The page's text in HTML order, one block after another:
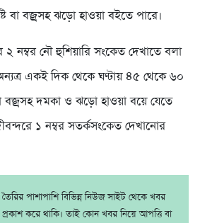
বা বজ্রসহ ঝড়ো হাওয়া বইতে পারে।
নম্বর নৌ হুশিয়ারি সংকেত দেখাতে বলা
একই দিক থেকে ঘণ্টায় ৪৫ থেকে ৬০
বজ্রসহ দমকা ও ঝড়ো হাওয়া বয়ে যেতে
১ নম্বর সতর্কসংকেত দেখানোর
পাশাপাশি বিভিন্ন নিউজ সাইট থেকে খবর
প্রকাশ করে থাকি। তাই কোন খবর নিয়ে আপত্তি বা